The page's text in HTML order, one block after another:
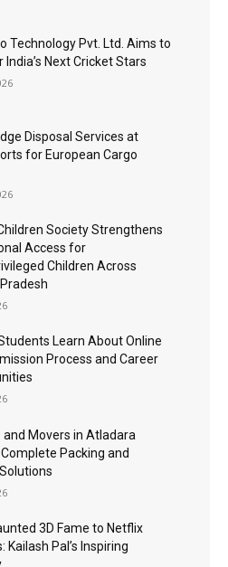
Technology Pvt. Ltd. Aims to
India’s Next Cricket Stars
Disposal Services at
for European Cargo
Society Strengthens
Access for
Children Across
Learn About Online
Process and Career
and Movers in Atladara
Packing and
3D Fame to Netflix
Kailash Pal’s Inspiring